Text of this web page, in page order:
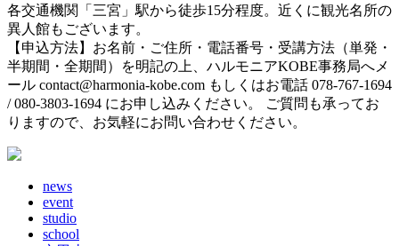
各交通機関「三宮」駅から徒歩15分程度。近くに観光名所の
異人館もございます。
【申込方法】お名前・ご住所・電話番号・受講方法（単発・
半期間・全期間）を明記の上、ハルモニアKOBE事務局へメ
ール contact@harmonia-kobe.com もしくはお電話 078-767-1694
/ 080-3803-1694 にお申し込みください。 ご質問も承ってお
りますので、お気軽にお問い合わせください。
news
event
studio
school